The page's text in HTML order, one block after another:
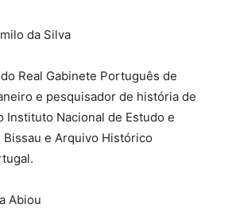
da Silva
Real Gabinete Português de
e pesquisador de história de
Instituto Nacional de Estudo e
Bissau e Arquivo Histórico
Abiou